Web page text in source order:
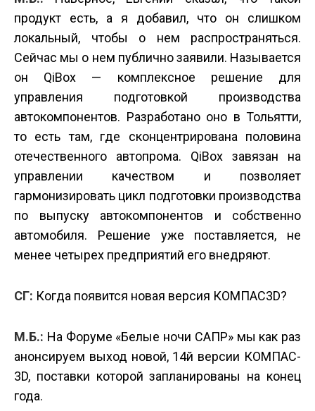
продукт есть, а я добавил, что он слишком
локальный, чтобы о нем распространяться.
Сейчас мы о нем публично заявили. Называется
он QiBox — комплексное решение для
управления подготовкой производства
автокомпонентов. Разработано оно в Тольятти,
то есть там, где сконцентрирована половина
отечественного автопрома. QiBox завязан на
управлении качеством и позволяет
гармонизировать цикл подготовки производства
по выпуску автокомпонентов и собственно
автомобиля. Решение уже поставляется, не
менее четырех предприятий его внедряют.
СГ: Когда появится новая версия КОМПАС­3D?
М.Б.: На Форуме «Белые ночи САПР» мы как раз
анонсируем выход новой, 14­й версии КОМПАС­
3D, поставки которой запланированы на конец
года.